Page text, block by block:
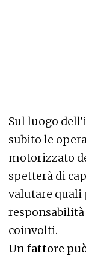
Sul luogo
subito le
motorizzato
spetterà di
valutare quali
coinvolti.
Un fattore